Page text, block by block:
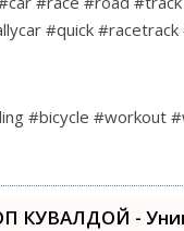
#quick
#bicycle #workout
КУВАЛДОЙ -